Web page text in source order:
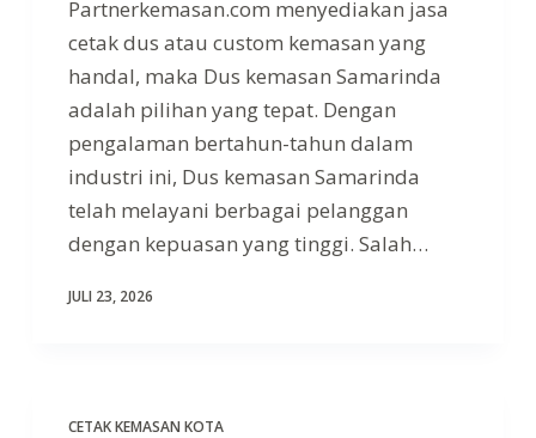
Partnerkemasan.com menyediakan jasa
cetak dus atau custom kemasan yang
handal, maka Dus kemasan Samarinda
adalah pilihan yang tepat. Dengan
pengalaman bertahun-tahun dalam
industri ini, Dus kemasan Samarinda
telah melayani berbagai pelanggan
dengan kepuasan yang tinggi. Salah…
JULI 23, 2026
CETAK KEMASAN KOTA